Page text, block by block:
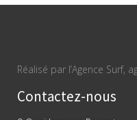
Réalisé par l’Agence Surf,
Contactez-nous